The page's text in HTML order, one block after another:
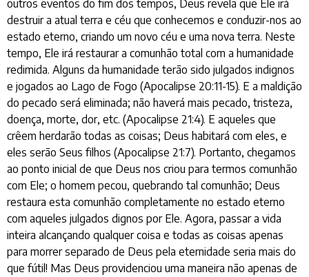
outros eventos do fim dos tempos, Deus revela que Ele irá
destruir a atual terra e céu que conhecemos e conduzir-nos ao
estado eterno, criando um novo céu e uma nova terra. Neste
tempo, Ele irá restaurar a comunhão total com a humanidade
redimida. Alguns da humanidade terão sido julgados indignos
e jogados ao Lago de Fogo (Apocalipse 20:11-15). E a maldição
do pecado será eliminada; não haverá mais pecado, tristeza,
doença, morte, dor, etc. (Apocalipse 21:4). E aqueles que
crêem herdarão todas as coisas; Deus habitará com eles, e
eles serão Seus filhos (Apocalipse 21:7). Portanto, chegamos
ao ponto inicial de que Deus nos criou para termos comunhão
com Ele; o homem pecou, quebrando tal comunhão; Deus
restaura esta comunhão completamente no estado eterno
com aqueles julgados dignos por Ele. Agora, passar a vida
inteira alcançando qualquer coisa e todas as coisas apenas
para morrer separado de Deus pela eternidade seria mais do
que fútil! Mas Deus providenciou uma maneira não apenas de